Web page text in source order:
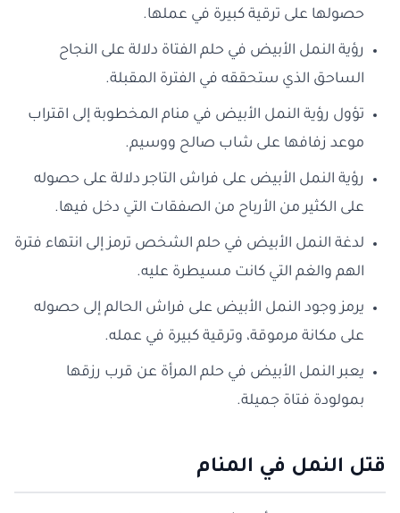
حصولها على ترقية كبيرة في عملها.
رؤية النمل الأبيض في حلم الفتاة دلالة على النجاح
الساحق الذي ستحققه في الفترة المقبلة.
تؤول رؤية النمل الأبيض في منام المخطوبة إلى اقتراب
موعد زفافها على شاب صالح ووسيم.
رؤية النمل الأبيض على فراش التاجر دلالة على حصوله
على الكثير من الأرباح من الصفقات التي دخل فيها.
لدغة النمل الأبيض في حلم الشخص ترمز إلى انتهاء فترة
الهم والغم التي كانت مسيطرة عليه.
يرمز وجود النمل الأبيض على فراش الحالم إلى حصوله
على مكانة مرموقة، وترقية كبيرة في عمله.
يعبر النمل الأبيض في حلم المرأة عن قرب رزقها
بمولودة فتاة جميلة.
قتل النمل في المنام